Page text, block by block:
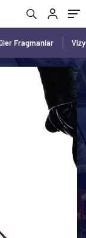
Fragmanlar